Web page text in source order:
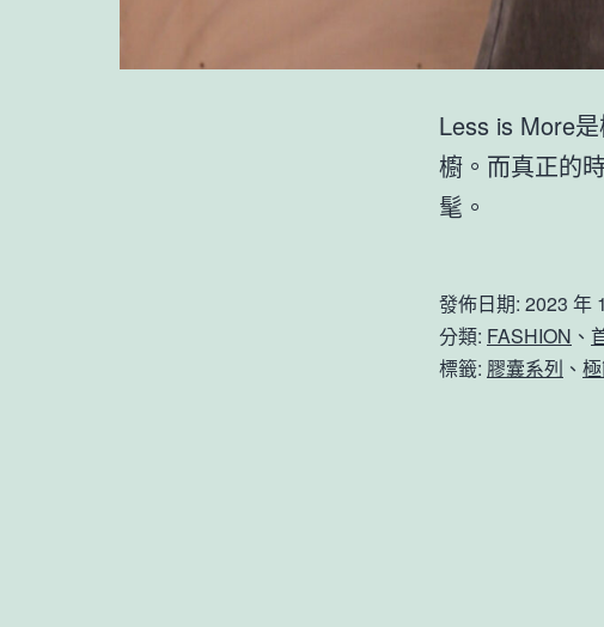
Less is More
櫥。而真正的
髦。
發佈日期: 2023 年
分類: FASHION 、
標籤: 膠囊系列 、